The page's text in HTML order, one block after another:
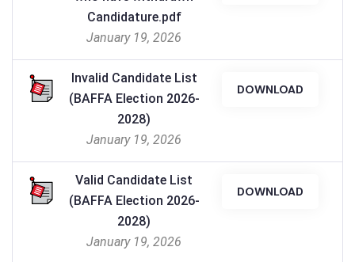
Candidature.pdf
January 19, 2026
Invalid Candidate List
(BAFFA Election 2026-
2028)
January 19, 2026
DOWNLOAD
Valid Candidate List
(BAFFA Election 2026-
2028)
January 19, 2026
DOWNLOAD